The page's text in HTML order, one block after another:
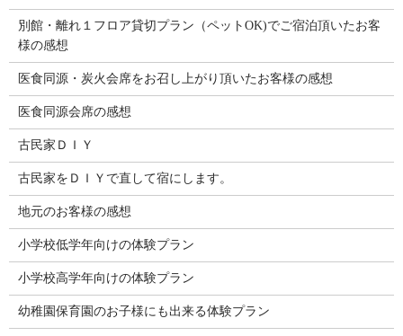
別館・離れ１フロア貸切プラン（ペットOK)でご宿泊頂いたお客
様の感想
医食同源・炭火会席をお召し上がり頂いたお客様の感想
医食同源会席の感想
古民家ＤＩＹ
古民家をＤＩＹで直して宿にします。
地元のお客様の感想
小学校低学年向けの体験プラン
小学校高学年向けの体験プラン
幼稚園保育園のお子様にも出来る体験プラン